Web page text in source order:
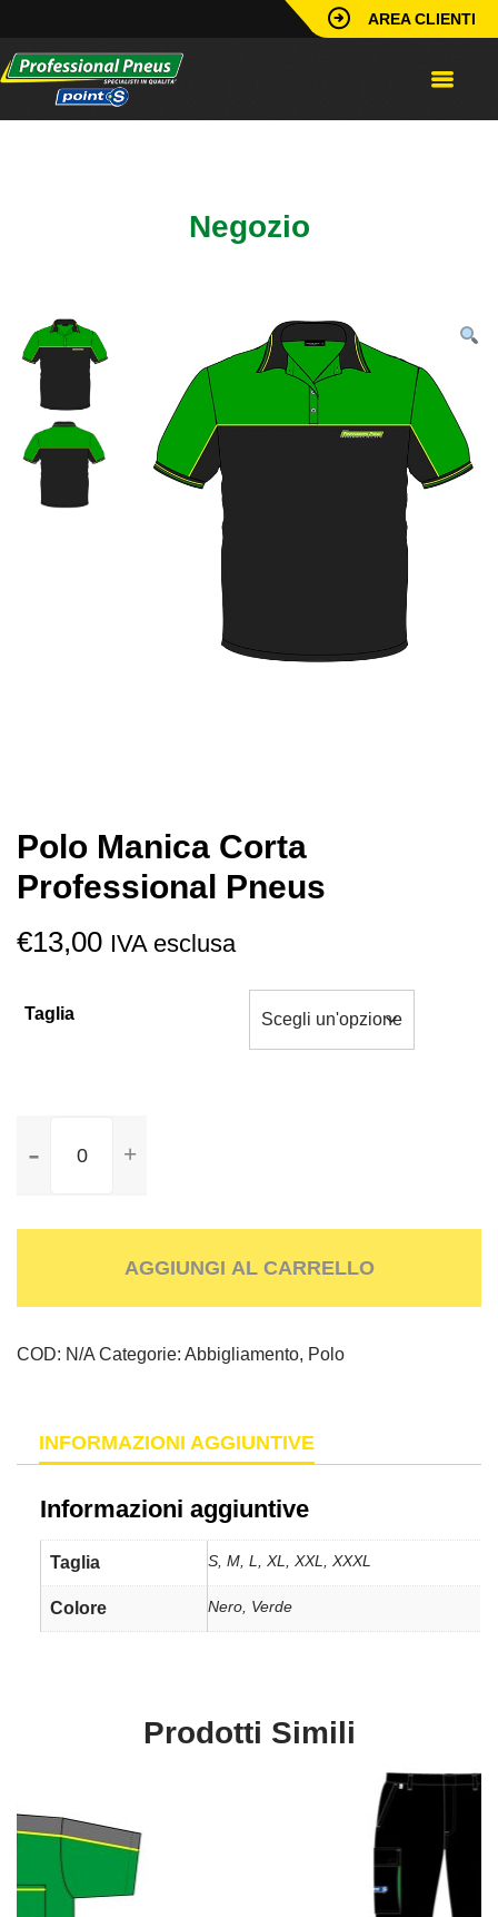
AREA CLIENTI
Negozio
Polo Manica Corta
Professional Pneus
€13,00 IVA esclusa
Taglia
Manica
Pneus
AGGIUNGI AL CARRELLO
COD: N/A Categorie: Abbigliamento, Polo
INFORMAZIONI AGGIUNTIVE
Informazioni aggiuntive
Taglia S, M, L, XL, XXL, XXXL
Colore Nero, Verde
Prodotti Simili